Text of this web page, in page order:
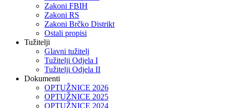
Zakoni FBIH
Zakoni RS
Zakoni Brčko Distrikt
Ostali propisi
Tužitelji
Glavni tužitelj
Tužitelji Odjela I
Tužitelji Odjela II
Dokumenti
OPTUŽNICE 2026
OPTUŽNICE 2025
OPTUŽNICE 2024